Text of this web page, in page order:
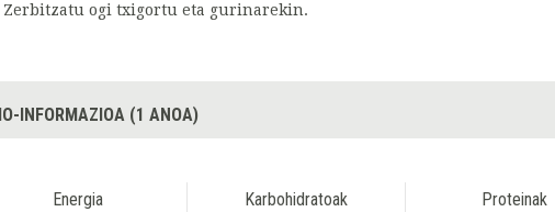
Zerbitzatu ogi txigortu eta gurinarekin.
INFORMAZIOA (1 ANOA)
Energia Karbohidratoak Proteinak